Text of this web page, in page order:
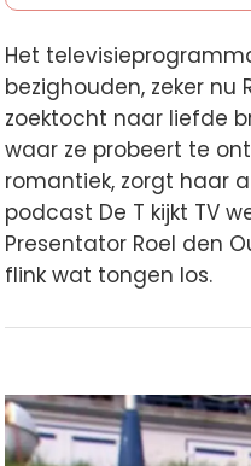
Het
bezighouden, zeker nu
zoektocht naar liefde
waar ze probeert te
romantiek, zorgt haar
podcast De T kijkt TV
Presentator Roel den
flink wat tongen los.